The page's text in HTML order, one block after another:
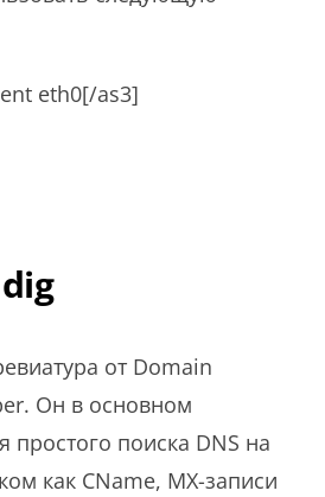
eth0[/as3]
от Domain
Он в основном
простого поиска DNS на
как CName, MX-записи